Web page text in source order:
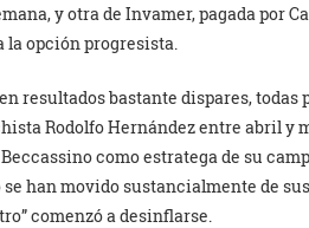
y otra de Invamer, pagada por
opción progresista.
resultados bastante dispares,
Rodolfo Hernández entre abril y
como estratega de su
han movido sustancialmente de
comenzó a desinflarse.